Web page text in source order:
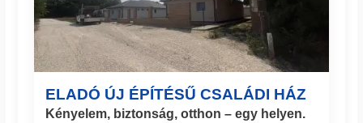
ELADÓ ÚJ ÉPÍTÉSŰ CSALÁDI HÁZ
Kényelem, biztonság, otthon – egy helyen.